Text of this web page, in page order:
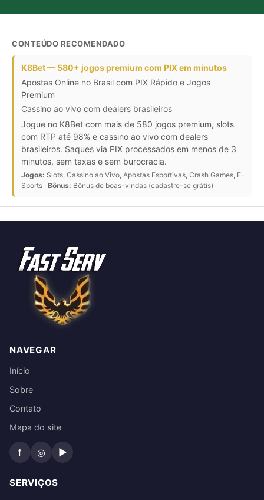
CONTEÚDO RECOMENDADO
K8Bet — 580+ jogos premium com PIX em minutos
Apostas Online no Brasil com PIX Rápido e Jogos
Premium
Cassino ao vivo com dealers brasileiros
Jogue no K8Bet com mais de 580 jogos premium, slots
com RTP até 98% e cassino ao vivo com dealers
brasileiros. Saques via PIX processados em menos de 3
minutos, sem taxas e sem burocracia.
Jogos: Slots, Cassino ao Vivo, Apostas Esportivas, Crash Games, E-
Sports · Bônus: Bônus de boas-vindas (cadastre-se grátis)
NAVEGAR
Início
Sobre
Contato
Mapa do site
f ◎ ▶
SERVIÇOS